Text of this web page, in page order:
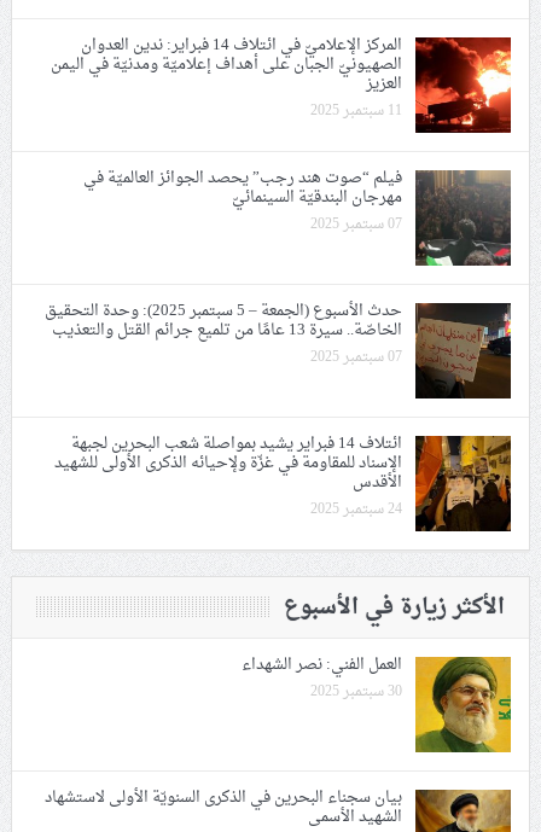
المركز الإعلاميّ في ائتلاف 14 فبراير: ندين العدوان
الصهيونيّ الجبان على أهداف إعلاميّة ومدنيّة في اليمن
العزيز
11 سبتمبر 2025
فيلم “صوت هند رجب” يحصد الجوائز العالميّة في
مهرجان البندقيّة السينمائيّ
07 سبتمبر 2025
حدث الأسبوع (الجمعة – 5 سبتمبر 2025): وحدة التحقيق
الخاصّة.. سيرة 13 عامًا من تلميع جرائم القتل والتعذيب
07 سبتمبر 2025
ائتلاف 14 فبراير يشيد بمواصلة شعب البحرين لجبهة
الإسناد للمقاومة في غزّة ولإحيائه الذكرى الأولى للشهيد
الأقدس
24 سبتمبر 2025
الأكثر زيارة في الأسبوع
العمل الفني: نصر الشهداء
30 سبتمبر 2025
بيان سجناء البحرين في الذكرى السنويّة الأولى لاستشهاد
الشهيد الأسمى